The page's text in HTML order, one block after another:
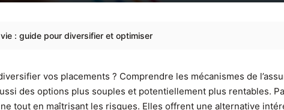
: guide pour diversifier et optimiser
vos placements ? Comprendre les mécanismes de
des options plus souples et potentiellement plus rentables.
tout en maîtrisant les risques. Elles offrent une alternative